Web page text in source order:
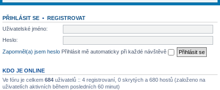
PŘIHLÁSIT SE • REGISTROVAT
Uživatelské jméno:
Heslo:
Zapomněl(a) jsem heslo Přihlásit mě automaticky při každé návštěvě
KDO JE ONLINE
Ve fóru je celkem 684 uživatelů :: 4 registrovaní, 0 skrytých a 680 hostů (založeno na
uživatelích aktivních během posledních 60 minut)